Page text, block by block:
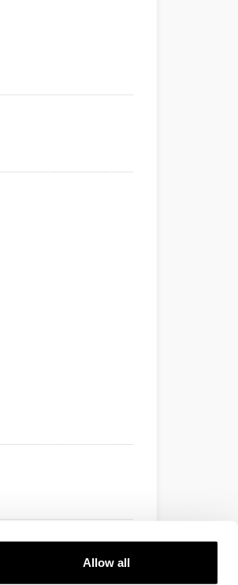
Allow all